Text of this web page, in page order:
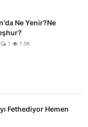
Ne Yenir?Ne
1 1.9K
Fethediyor Hemen